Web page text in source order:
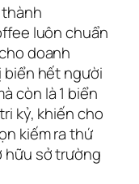
luôn chuẩn
doanh
biển hết người
còn là 1 biển
kỷ, khiến cho
kiếm ra thứ
hữu sở trường